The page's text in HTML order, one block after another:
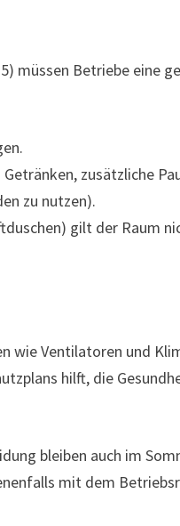
müssen Betriebe eine
zusätzliche
zu nutzen).
gilt der Raum
wie Ventilatoren und
hilft, die
bleiben auch im
mit dem